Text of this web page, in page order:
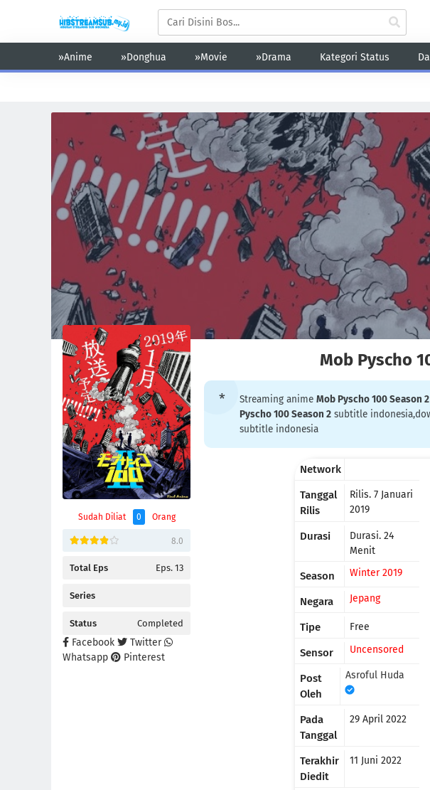
»Anime »Donghua »Movie »Drama Kategori Status
Mob Pyscho
Sudah Diliat 0 Orang
8.0
Total Eps Eps. 13
Series
Status Completed
Facebook
Twitter
Whatsapp
Pinterest
Streaming anime Mob Pyscho 100 Season 2
Pyscho 100 Season 2 subtitle
subtitle indonesia
Network
Tanggal
Rilis
Rilis. 7 Januari
2019
Durasi
Durasi. 24
Menit
Season Winter 2019
Negara Jepang
Tipe Free
Sensor Uncensored
Post
Oleh
Asroful Huda
Pada
Tanggal
29 April 2022
Terakhir
Diedit
11 Juni 2022